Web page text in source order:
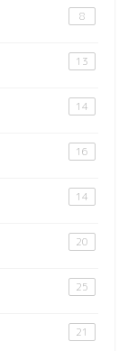
8
13
14
16
14
20
25
21